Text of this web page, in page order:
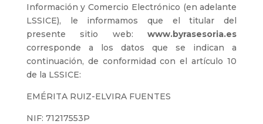
Información y Comercio Electrónico (en adelante
LSSICE), le informamos que el titular del
presente sitio web:www.byrasesoria.es
corresponde a los datos que se indican a
continuación, de conformidad con el artículo 10
de la LSSICE:
EMÉRITA RUIZ-ELVIRA FUENTES
NIF: 71217553P